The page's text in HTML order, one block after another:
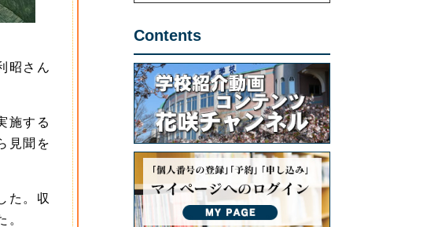
昭さん
施する
見聞を
た。収
。
Contents